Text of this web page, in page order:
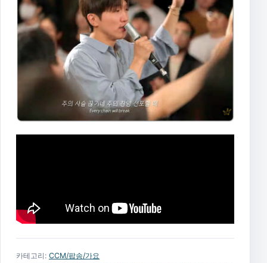
카테고리: CCM/팝송/가요